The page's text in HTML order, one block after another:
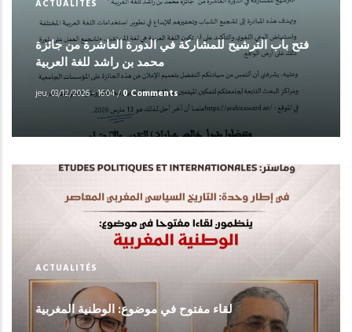
ACTUALITÉS
فتح باب الترشيح للمشاركة في الدورة العاشرة من جائزة
محمد بن راشد للغة العربية
jeu, 03/12/2026 - 16:04/0 Comments
ACTUALITÉS
لقاء مفتوح في موضوع: الوطنية المغربية